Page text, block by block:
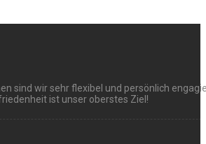
sind wir sehr flexibel und persönlich
ist unser oberstes Ziel!